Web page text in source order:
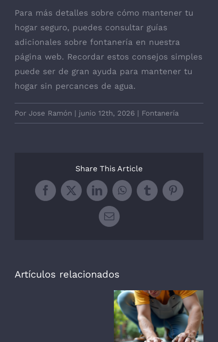
Para más detalles sobre cómo mantener tu
hogar seguro, puedes consultar guías
adicionales sobre fontanería en nuestra
página web. Recordar estos consejos simples
puede ser de gran ayuda para mantener tu
hogar sin percances de agua.
Por Jose Ramón | junio 12th, 2026 | Fontanería
Share This Article
Facebook
X LinkedInWhatsApp
TumblrPinterest
Correo
Artículos relacionados